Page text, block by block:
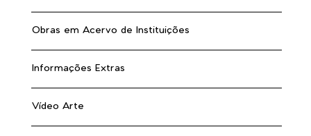
Obras em Acervo de Instituições
Informações Extras
Vídeo Arte